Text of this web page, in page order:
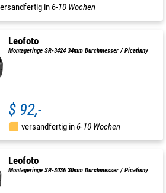
in6-10 Wochen
Leofoto
Montageringe SR-3424 34mm Durchmesser / Picatinny
$ 92,-
versandfertig in6-10 Wochen
Leofoto
Montageringe SR-3036 30mm Durchmesser / Picatinny